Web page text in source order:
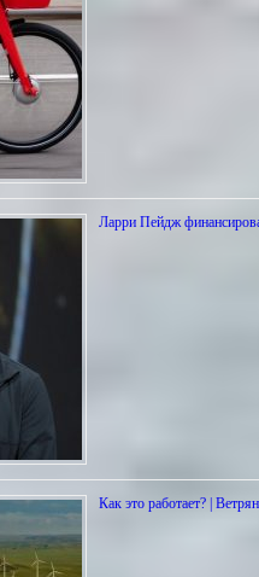
Ларри Пейдж
Как это работает? |